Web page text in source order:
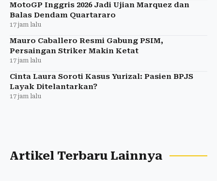
MotoGP Inggris 2026 Jadi Ujian Marquez dan
Balas Dendam Quartararo
17 jam lalu
Mauro Caballero Resmi Gabung PSIM,
Persaingan Striker Makin Ketat
17 jam lalu
Cinta Laura Soroti Kasus Yurizal: Pasien BPJS
Layak Ditelantarkan?
17 jam lalu
Artikel Terbaru Lainnya